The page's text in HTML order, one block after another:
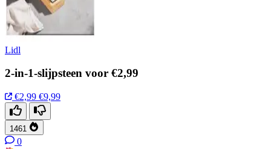
Lidl
2-in-1-slijpsteen voor €2,99
€2,99 €9,99
1461
0